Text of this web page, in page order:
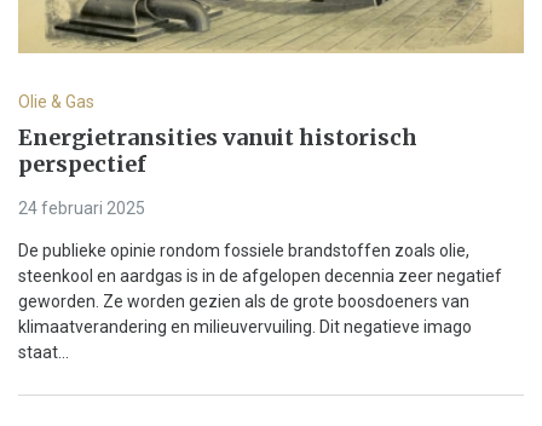
Olie & Gas
Energietransities vanuit historisch
perspectief
24 februari 2025
De publieke opinie rondom fossiele brandstoffen zoals olie,
steenkool en aardgas is in de afgelopen decennia zeer negatief
geworden. Ze worden gezien als de grote boosdoeners van
klimaatverandering en milieuvervuiling. Dit negatieve imago
staat...